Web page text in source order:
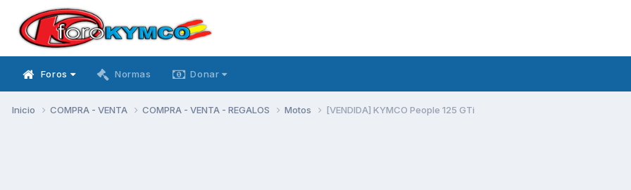
Foros Normas Donar
Inicio COMPRA - VENTA COMPRA - VENTA - REGALOS Motos [VENDIDA] KYMCO People 125 GTi